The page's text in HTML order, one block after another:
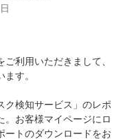
利用いただきまして、
す。
ク検知サービス」のレポ
。お客様マイページにロ
ートのダウンロードをお